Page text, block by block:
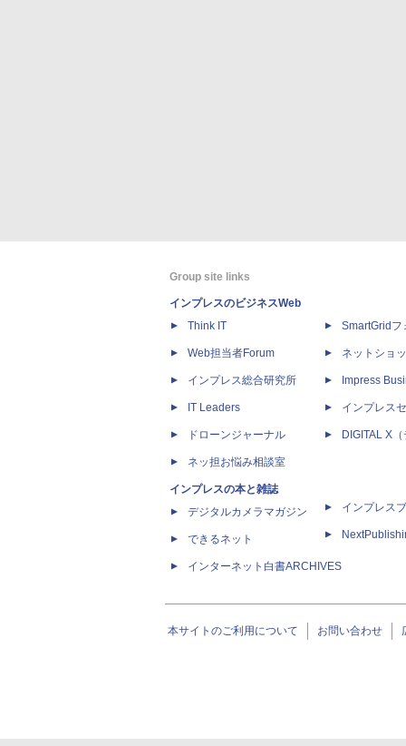
Group site links
インプレスのビジネスWeb
Think IT
Web担当者Forum
インプレス総合研究所
IT Leaders
ドローンジャーナル
ネッ担お悩み相談室
インプレスの本と雑誌
デジタルカメラマガジン
できるネット
インターネット白書ARCHIVES
SmartGridフ
ネットショ
Impress
インプレス
DIGITAL X（
インプレス
本サイトのご利用について お問い合わせ